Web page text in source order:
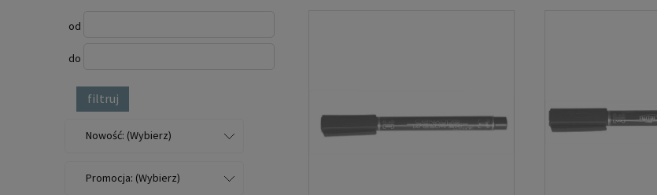
od
do
filtruj
Nowość: (Wybierz)
Promocja: (Wybierz)